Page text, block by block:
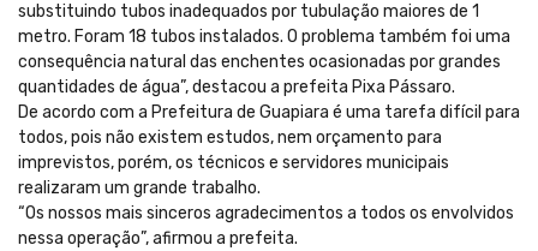
substituindo tubos inadequados por tubulação maiores de 1
metro. Foram 18 tubos instalados. O problema também foi uma
consequência natural das enchentes ocasionadas por grandes
quantidades de água”, destacou a prefeita Pixa Pássaro.
De acordo com a Prefeitura de Guapiara é uma tarefa difícil para
todos, pois não existem estudos, nem orçamento para
imprevistos, porém, os técnicos e servidores municipais
realizaram um grande trabalho.
“Os nossos mais sinceros agradecimentos a todos os envolvidos
nessa operação”, afirmou a prefeita.